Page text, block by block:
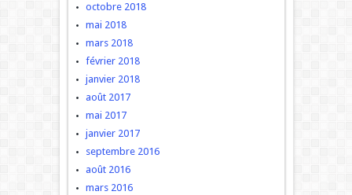
octobre 2018
mai 2018
mars 2018
février 2018
janvier 2018
août 2017
mai 2017
janvier 2017
septembre 2016
août 2016
mars 2016